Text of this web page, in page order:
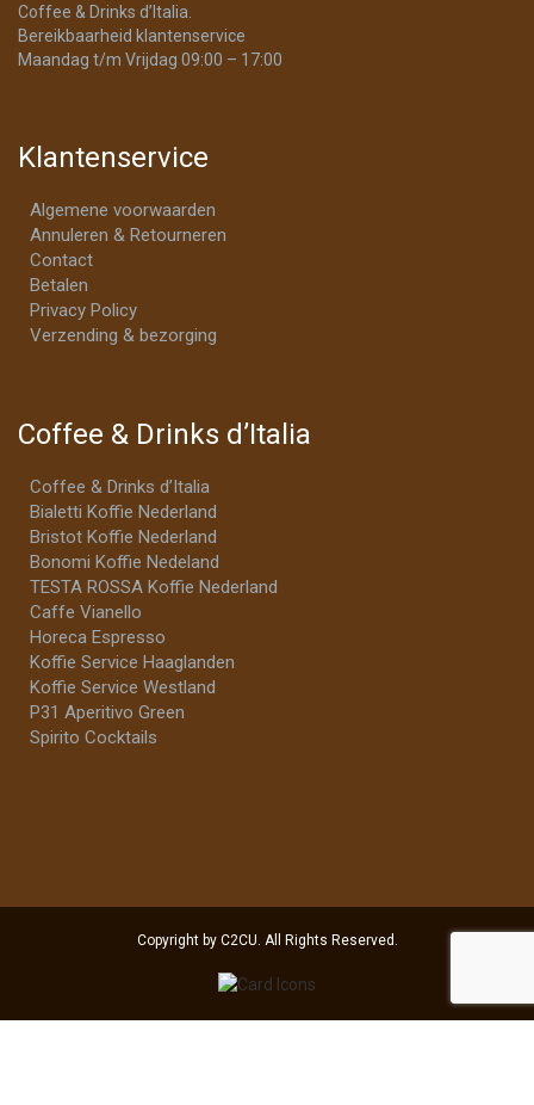
Coffee & Drinks d’Italia.
Bereikbaarheid klantenservice
Maandag t/m Vrijdag 09:00 – 17:00
Klantenservice
Algemene voorwaarden
Annuleren & Retourneren
Contact
Betalen
Privacy Policy
Verzending & bezorging
Coffee & Drinks d’Italia
Coffee & Drinks d’Italia
Bialetti Koffie Nederland
Bristot Koffie Nederland
Bonomi Koffie Nedeland
TESTA ROSSA Koffie Nederland
Caffe Vianello
Horeca Espresso
Koffie Service Haaglanden
Koffie Service Westland
P31 Aperitivo Green
Spirito Cocktails
Copyright by C2CU. All Rights Reserved.